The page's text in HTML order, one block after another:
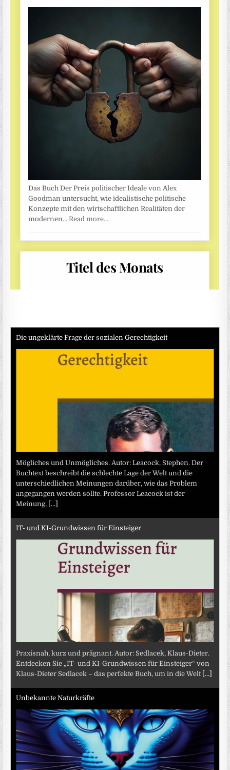
Die ungeklärte Frage der sozialen Gerechtigkeit
Mögliches und Unmögliches. Autor: Leacock, Stephen. Der
Buchtext beschreibt die schlechte Lage der Welt und die
unterschiedlichen Meinungen darüber, wie das Problem
angegangen werden sollte. Professor Leacock ist der
Meinung, [...]
IT- und KI-Grundwissen für Einsteiger
Praxisnah, kurz und prägnant. Autor: Sedlacek, Klaus-Dieter.
Entdecken Sie „IT- und KI-Grundwissen für Einsteiger“ von
Klaus-Dieter Sedlacek – das perfekte Buch, um in die Welt [...]
Unbekannte Naturkräfte